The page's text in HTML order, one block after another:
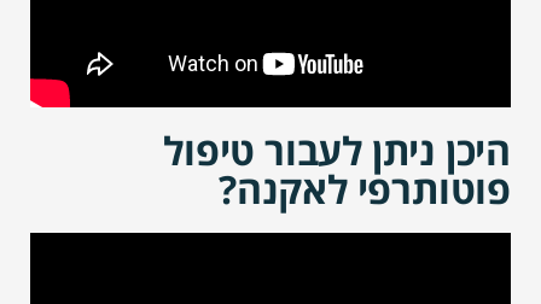
היכן ניתן לעבור טיפול
פוטותרפי לאקנה?